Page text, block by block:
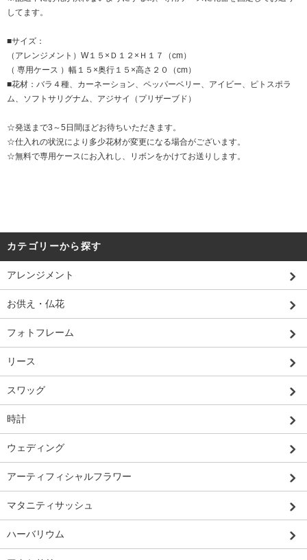
してます。
■サイズ：
（アレンジメント）W１５×Ｄ１２×Ｈ１７（cm）
（ 専用ケース ）幅１５×奥行１５×高さ２０（cm）
■花材：バラ４種、カーネーション、ペッパーベリー、アイビー、ピトスポラ
ム、ソフトサリグナム、アジサイ（プリザーブド）
☆発送まで3～5日間ほどお待ちいただきます。
☆仕入れの状況により多少花材が変更になる場合がございます。
☆無料で専用ケースにお入れし、リボンをかけてお送りします。
カテゴリーから探す
アレンジメント
お供え・仏花
フォトフレーム
リース
スワッグ
時計
ウェディング
アーティフィシャルフラワー
マタニティサッシュ
ハーバリウム